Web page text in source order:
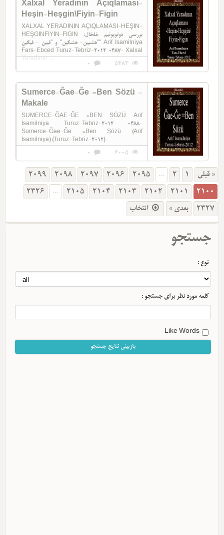
Xalxal Yeradının Açıqlaması-
Heşin-Heşgin\Fiyin-Figin
XALXAL YERADININ AÇIQLAMASI-HEŞIN-
HEŞGINFIYIN-FIGIN بررسی دوتوپونیم خلخال:
"هشیین- هشگین" و "فیین - فیگین" Arif Isamilniya
Fars-Ebced Turuz-Tebriz-2012 0487- Xalxal
5483
0
Sumerce-Ğae-Ğe =Ben Sözü -
Makale
SUMERCE-ĞAE-ĞE =BEN SÖZÜ Arif
Isamilniya Turuz-Tebriz-2012 0488-
Sumerce-Ğae-Ğe =Ben Sözü (Arif
Isamilniya) (Turuz-Tebriz-2012)
6005
0
« قبلی 1
2
...
2095
2096
2097
2098
2099
2100
2101
2102
2103
2104
2105
...
2326
2327 بعدی » انتخاب
جستجو
نوع :
کلمه مورد نظر برای جستجو :
Like Words